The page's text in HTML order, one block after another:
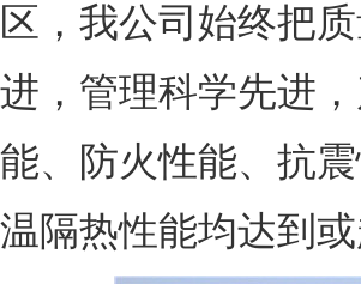
区，我公司始终把
进，管理科学先进
能、防火性能、抗
温隔热性能均达到